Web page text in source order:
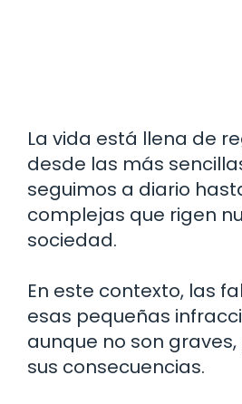
La vida está llena de
desde las más
seguimos a diario
complejas que rigen
sociedad.
En este contexto, las
esas pequeñas
aunque no son
sus consecuencias.